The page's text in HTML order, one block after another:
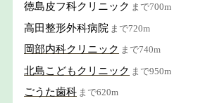
徳島皮フ科クリニック まで700m
高田整形外科病院 まで720m
岡部内科クリニック まで740m
北島こどもクリニック まで950m
ごうた歯科 まで620m